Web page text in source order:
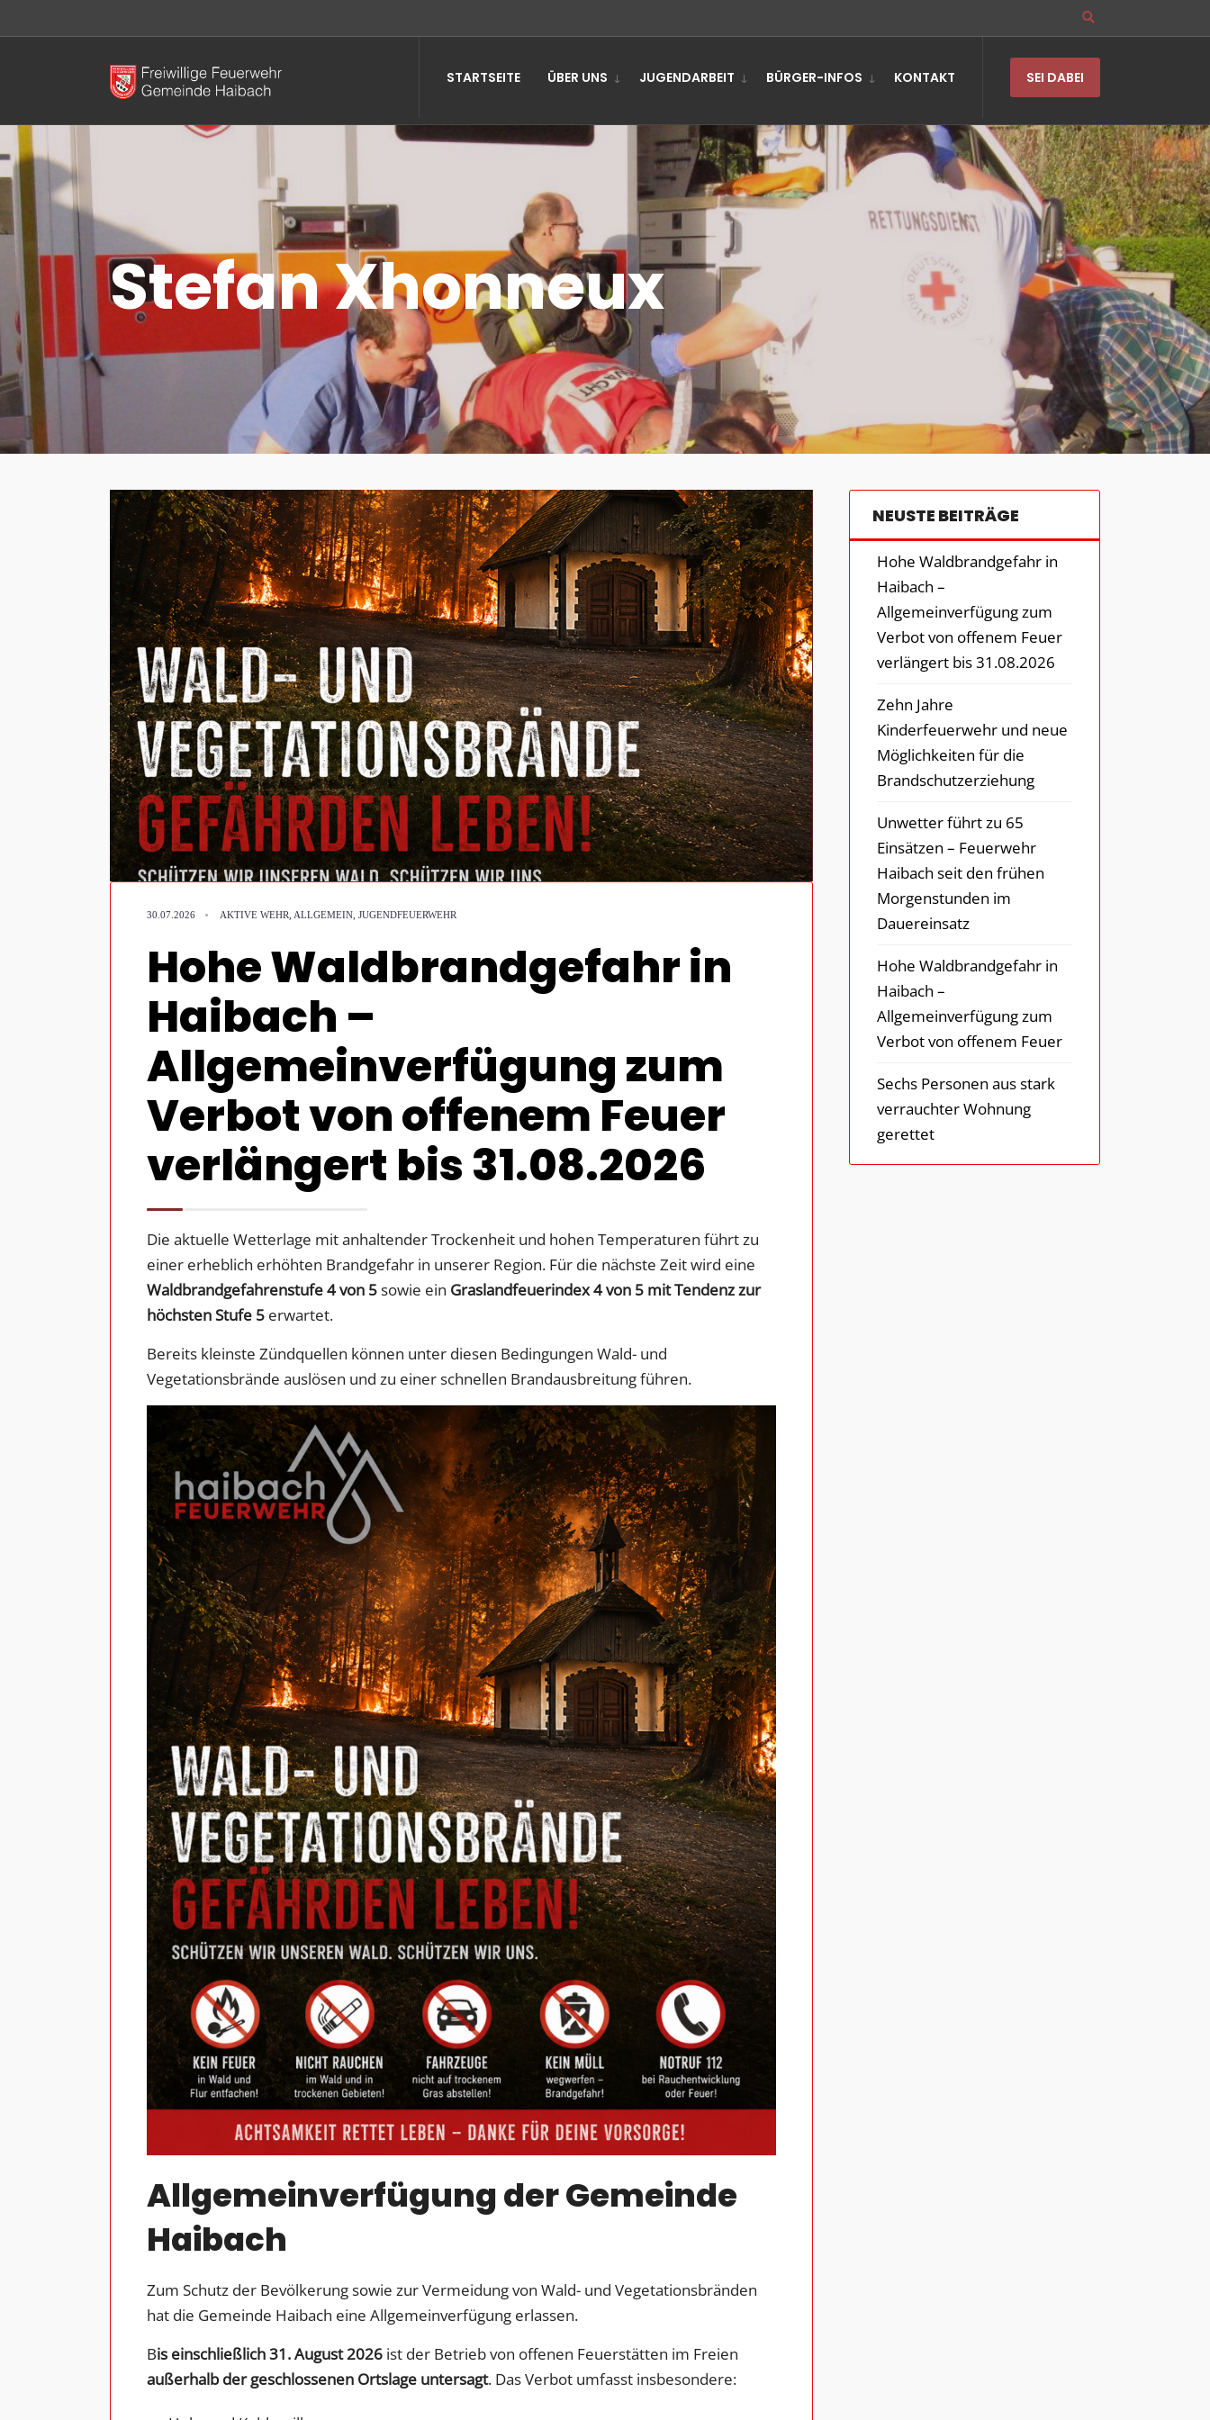
STARTSEITE ÜBER UNS JUGENDARBEIT BÜRGER-INFOS KONTAKT SEI DABEI
Stefan Xhonneux
30.07.2026 • AKTIVE WEHR ALLGEMEIN JUGENDFEUERWEHR
Hohe Waldbrandgefahr in
Haibach –
Allgemeinverfügung zum
Verbot von offenem Feuer
verlängert bis 31.08.2026
Die aktuelle Wetterlage mit anhaltender Trockenheit und hohen Temperaturen führt zu
einer erheblich erhöhten Brandgefahr in unserer Region. Für die nächste Zeit wird eine
Waldbrandgefahrenstufe 4 von 5sowie ein Graslandfeuerindex 4 von 5 mit Tendenz zur
höchsten Stufe 5 erwartet.
Bereits kleinste Zündquellen können unter diesen Bedingungen Wald- und
Vegetationsbrände auslösen und zu einer schnellen Brandausbreitung führen.
Allgemeinverfügung der Gemeinde
Haibach
Zum Schutz der Bevölkerung sowie zur Vermeidung von Wald- und Vegetationsbränden
hat die Gemeinde Haibach eine Allgemeinverfügung erlassen.
Bis einschließlich 31. August 2026 ist der Betrieb von offenen Feuerstätten im Freien
außerhalb der geschlossenen Ortslage untersagt. Das Verbot umfasst insbesondere:
NEUSTE BEITRÄGE
Hohe Waldbrandgefahr in
Haibach –
Allgemeinverfügung zum
Verbot von offenem Feuer
verlängert bis 31.08.2026
Zehn Jahre
Kinderfeuerwehr und neue
Möglichkeiten für die
Brandschutzerziehung
Unwetter führt zu 65
Einsätzen – Feuerwehr
Haibach seit den frühen
Morgenstunden im
Dauereinsatz
Hohe Waldbrandgefahr in
Haibach –
Allgemeinverfügung zum
Verbot von offenem Feuer
Sechs Personen aus stark
verrauchter Wohnung
gerettet